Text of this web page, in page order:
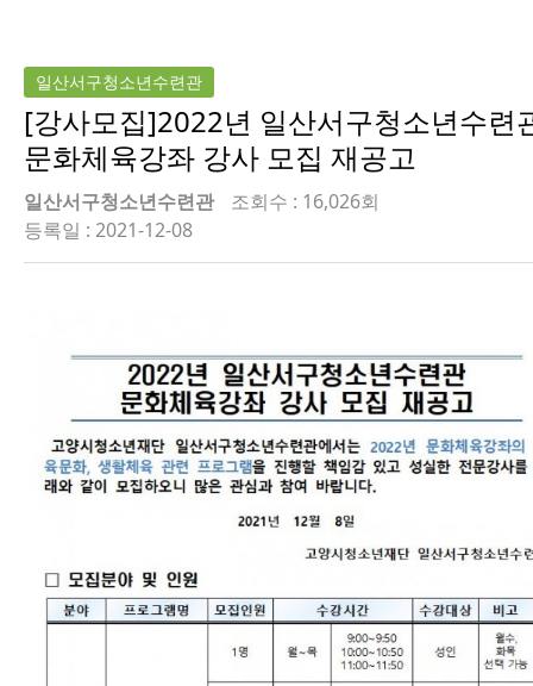
일산서구청소년수련관
[강사모집]2022년 일산서구청소년수련
문화체육강좌 강사 모집 재공고
일산서구청소년수련관
조회수 : 16,026회
등록일 : 2021-12-08